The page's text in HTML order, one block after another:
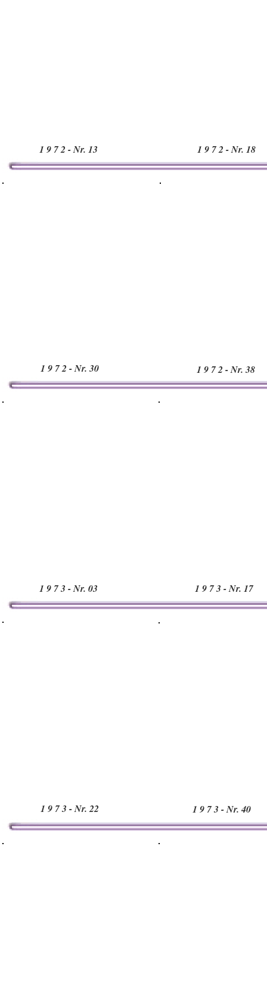
1 9 7 2 - Nr. 13 1 9 7 2 - Nr. 18
1 9 7 2 - Nr. 30 1 9 7 2 - Nr. 38
1 9 7 3 - Nr. 03 1 9 7 3 - Nr. 17
1 9 7 3 - Nr. 22 1 9 7 3 - Nr. 40